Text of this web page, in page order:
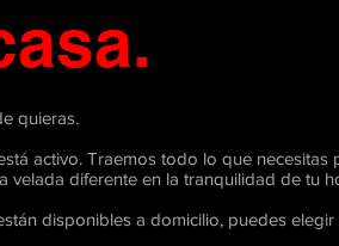
quieras.
activo. Traemos todo lo que necesitas
velada diferente en la tranquilidad de tu
disponibles a domicilio, puedes